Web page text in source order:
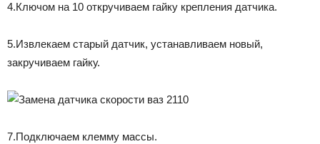
4.Ключом на 10 откручиваем гайку крепления датчика.
5.Извлекаем старый датчик, устанавливаем новый,
закручиваем гайку.
7.Подключаем клемму массы.